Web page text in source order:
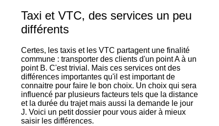
Taxi et VTC, des services un peu
différents
Certes, les taxis et les VTC partagent une finalité
commune : transporter des clients d'un point A à un
point B. C'est trivial. Mais ces services ont des
différences importantes qu'il est important de
connaitre pour faire le bon choix. Un choix qui sera
influencé par plusieurs facteurs tels que la distance
et la durée du trajet mais aussi la demande le jour
J. Voici un petit dossier pour vous aider à mieux
saisir les différences.